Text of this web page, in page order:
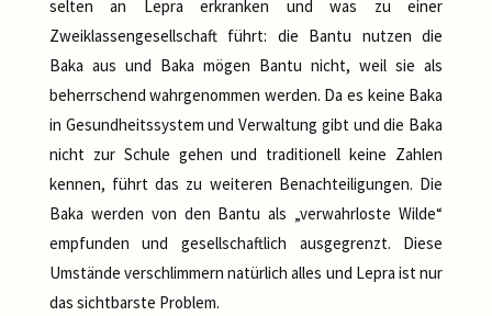
selten an Lepra erkranken und was zu einer
Zweiklassengesellschaft führt: die Bantu nutzen die
Baka aus und Baka mögen Bantu nicht, weil sie als
beherrschend wahrgenommen werden. Da es keine Baka
in Gesundheitssystem und Verwaltung gibt und die Baka
nicht zur Schule gehen und traditionell keine Zahlen
kennen, führt das zu weiteren Benachteiligungen. Die
Baka werden von den Bantu als „verwahrloste Wilde“
empfunden und gesellschaftlich ausgegrenzt. Diese
Umstände verschlimmern natürlich alles und Lepra ist nur
das sichtbarste Problem.